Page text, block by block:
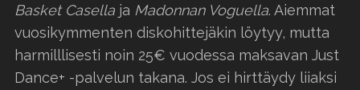
Basket Casella ja Madonnan Voguella. Aiemmat
vuosikymmenten diskohittejäkin löytyy, mutta
harmilllisesti noin 25€ vuodessa maksavan Just
Dance+ -palvelun takana. Jos ei hirttäydy liiaksi